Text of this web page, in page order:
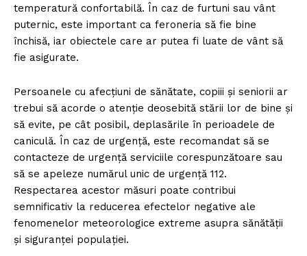
temperatură confortabilă. În caz de furtuni sau vânt
puternic, este important ca feroneria să fie bine
închisă, iar obiectele care ar putea fi luate de vânt să
fie asigurate.
Persoanele cu afecțiuni de sănătate, copiii și seniorii ar
trebui să acorde o atenție deosebită stării lor de bine și
să evite, pe cât posibil, deplasările în perioadele de
caniculă. În caz de urgență, este recomandat să se
contacteze de urgență serviciile corespunzătoare sau
să se apeleze numărul unic de urgență 112.
Respectarea acestor măsuri poate contribui
semnificativ la reducerea efectelor negative ale
fenomenelor meteorologice extreme asupra sănătății
și siguranței populației.